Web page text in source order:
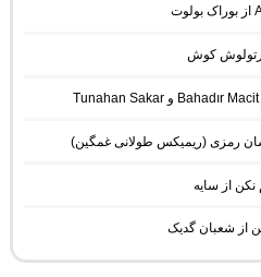
از سایه
از شعبان گدیک